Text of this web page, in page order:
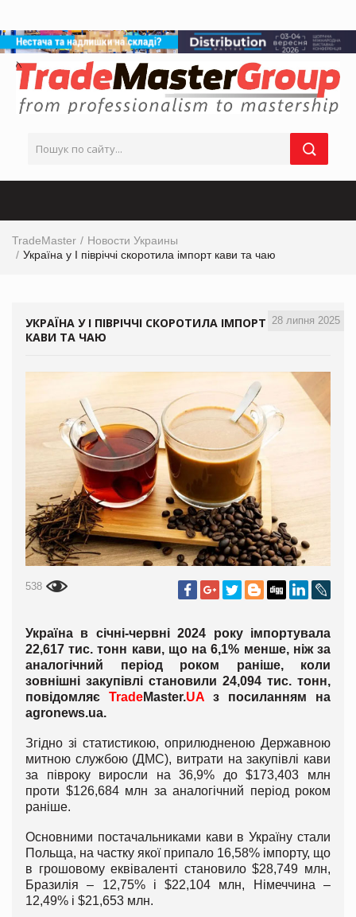
TradeMaster
Новости Украины
Україна у І півріччі скоротила імпорт кави та чаю
28 липня 2025
УКРАЇНА У І ПІВРІЧЧІ СКОРОТИЛА ІМПОРТ
КАВИ ТА ЧАЮ
538
Україна в січні-червні 2024 року імпортувала
22,617 тис. тонн кави, що на 6,1% менше, ніж за
аналогічний період роком раніше, коли
зовнішні закупівлі становили 24,094 тис. тонн,
повідомляє TradeMaster.UA з посиланням на
agronews.ua.
Згідно зі статистикою, оприлюдненою Державною
митною службою (ДМС), витрати на закупівлі кави
за півроку виросли на 36,9% до $173,403 млн
проти $126,684 млн за аналогічний період роком
раніше.
Основними постачальниками кави в Україну стали
Польща, на частку якої припало 16,58% імпорту, що
в грошовому еквіваленті становило $28,749 млн,
Бразилія – 12,75% і $22,104 млн, Німеччина –
12,49% і $21,653 млн.